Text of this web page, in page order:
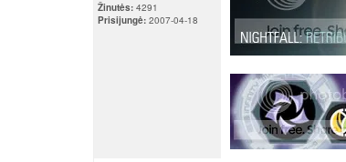
Žinutės: 4291
Prisijungė: 2007-04-18